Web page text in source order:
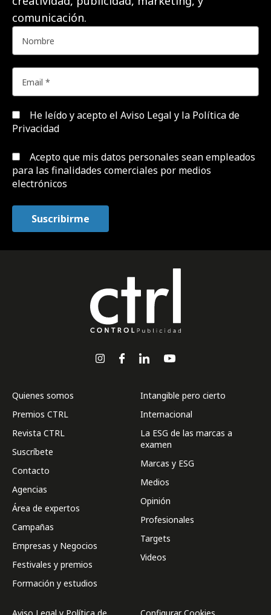
comunicación.
He leído y acepto el Aviso Legal y la Política de
Privacidad
Acepto que mis datos personales sean empleados
para las finalidades comerciales por medios
electrónicos
Quienes somos
Premios CTRL
Revista CTRL
Suscríbete
Contacto
Agencias
Área de expertos
Campañas
Empresas y Negocios
Festivales y premios
Formación y estudios
Intangible pero cierto
Internacional
La ESG de las marcas a
examen
Marcas y ESG
Medios
Opinión
Profesionales
Targets
Videos